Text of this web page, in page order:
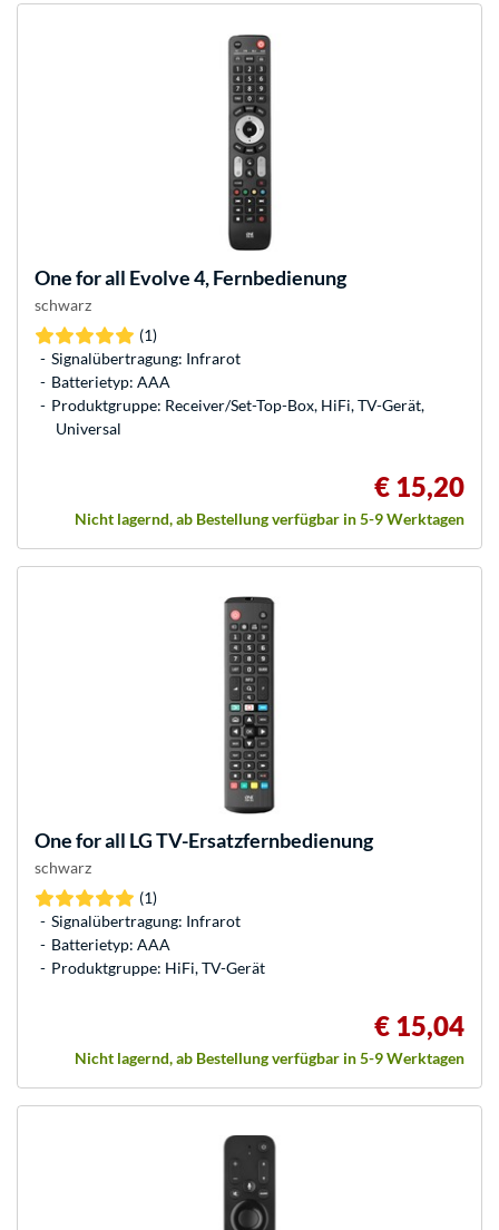
One for all Evolve 4, Fernbedienung
schwarz
(1)
Signalübertragung: Infrarot
Batterietyp: AAA
Produktgruppe: Receiver/Set-Top-Box, HiFi, TV-Gerät,
Universal
€ 15,20
Nicht lagernd, ab Bestellung verfügbar in 5-9 Werktagen
One for all LG TV-Ersatzfernbedienung
schwarz
(1)
Signalübertragung: Infrarot
Batterietyp: AAA
Produktgruppe: HiFi, TV-Gerät
€ 15,04
Nicht lagernd, ab Bestellung verfügbar in 5-9 Werktagen